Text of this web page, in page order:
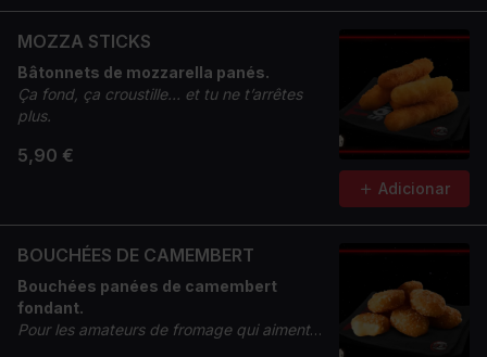
MOZZA STICKS
Bâtonnets de mozzarella panés.
Ça fond, ça croustille… et tu ne t’arrêtes
plus.
5,90 €
Adicionar
BOUCHÉES DE CAMEMBERT
Bouchées panées de camembert
fondant.
Pour les amateurs de fromage qui aiment